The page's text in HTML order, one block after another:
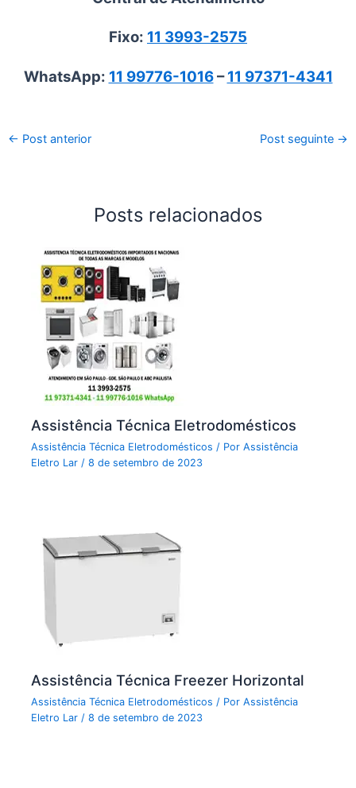
Fixo: 11 3993-2575
WhatsApp: 11 99776-1016–11 97371-4341
← Post anterior Post seguinte →
Posts relacionados
Assistência Técnica Eletrodomésticos
Assistência Técnica Eletrodomésticos / PorAssistência
Eletro Lar /8 de setembro de 2023
Assistência Técnica Freezer Horizontal
Assistência Técnica Eletrodomésticos / PorAssistência
Eletro Lar/8 de setembro de 2023